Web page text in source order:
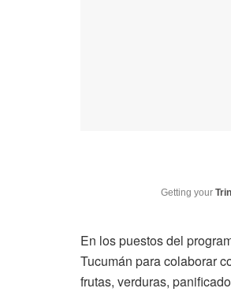
Getting your
En los puestos del
Tucumán para colaborar
frutas, verduras,